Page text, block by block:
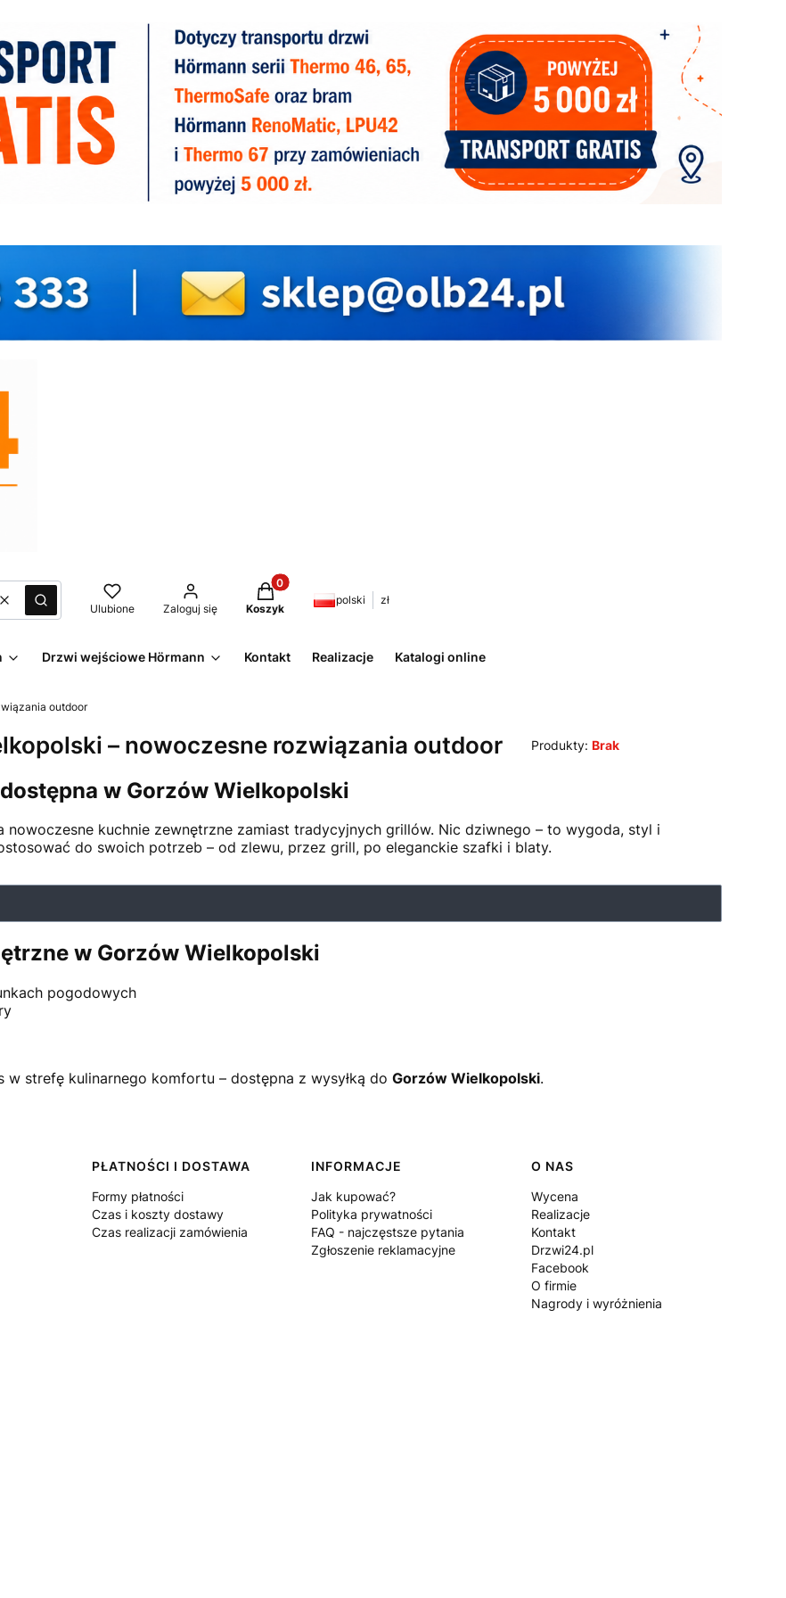
WyczyśćSzukaj Ulubione Zaloguj się
Produkty w koszyku: 0. Zobacz szczegóły
Koszyk
polski zł
Drzwi wejściowe Hörmann Kontakt Realizacje Katalogi online
outdoor
– nowoczesne rozwiązania outdoor Produkty: Brak
w Gorzów Wielkopolski
nowoczesne kuchnie zewnętrzne zamiast tradycyjnych grillów. Nic dziwnego – to wygoda, styl i
do swoich potrzeb – od zlewu, przez grill, po eleganckie szafki i blaty.
w Gorzów Wielkopolski
pogodowych
strefę kulinarnego komfortu – dostępna z wysyłką do Gorzów Wielkopolski.
PŁATNOŚCI I DOSTAWA
Formy płatności
Czas i koszty dostawy
Czas realizacji zamówienia
INFORMACJE
Jak kupować?
Polityka prywatności
FAQ - najczęstsze pytania
Zgłoszenie reklamacyjne
O NAS
Wycena
Realizacje
Kontakt
Drzwi24.pl
Facebook
O firmie
Nagrody i wyróżnienia